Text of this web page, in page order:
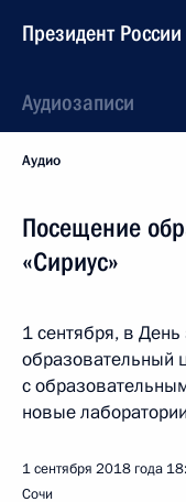
Президент России
Аудиозаписи
Аудио
Посещение
«Сириус»
1 сентября, в
образовательный
с
новые
1 сентября 2018 года
Сочи